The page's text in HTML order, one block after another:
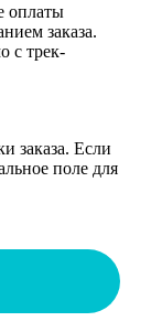
оплаты
заказа.
с трек-
заказа. Если
поле для